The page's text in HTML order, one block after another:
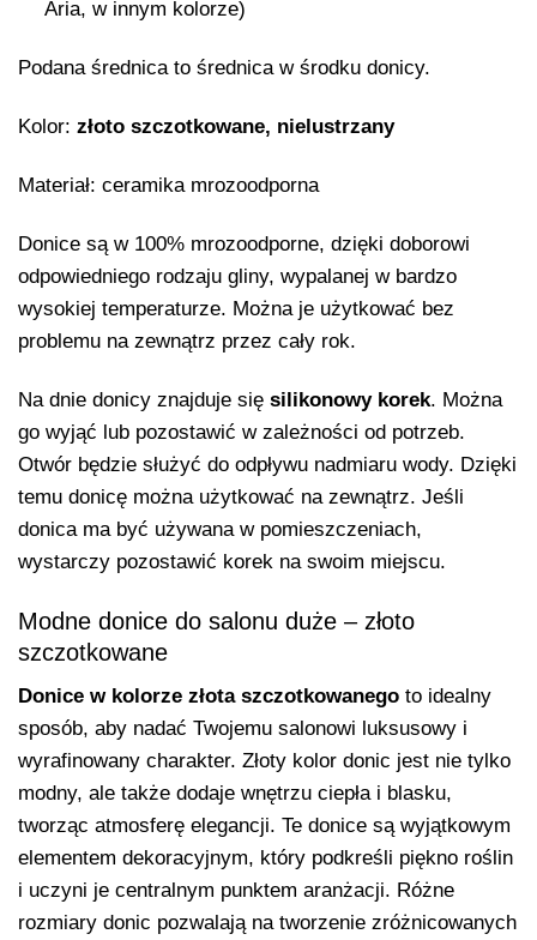
Aria, w innym kolorze)
Podana średnica to średnica w środku donicy.
Kolor: złoto szczotkowane, nielustrzany
Materiał: ceramika mrozoodporna
Donice są w 100% mrozoodporne, dzięki doborowi
odpowiedniego rodzaju gliny, wypalanej w bardzo
wysokiej temperaturze. Można je użytkować bez
problemu na zewnątrz przez cały rok.
Na dnie donicy znajduje się silikonowy korek. Można
go wyjąć lub pozostawić w zależności od potrzeb.
Otwór będzie służyć do odpływu nadmiaru wody. Dzięki
temu donicę można użytkować na zewnątrz. Jeśli
donica ma być używana w pomieszczeniach,
wystarczy pozostawić korek na swoim miejscu.
Modne donice do salonu duże – złoto
szczotkowane
Donice w kolorze złota szczotkowanego to idealny
sposób, aby nadać Twojemu salonowi luksusowy i
wyrafinowany charakter. Złoty kolor donic jest nie tylko
modny, ale także dodaje wnętrzu ciepła i blasku,
tworząc atmosferę elegancji. Te donice są wyjątkowym
elementem dekoracyjnym, który podkreśli piękno roślin
i uczyni je centralnym punktem aranżacji. Różne
rozmiary donic pozwalają na tworzenie zróżnicowanych